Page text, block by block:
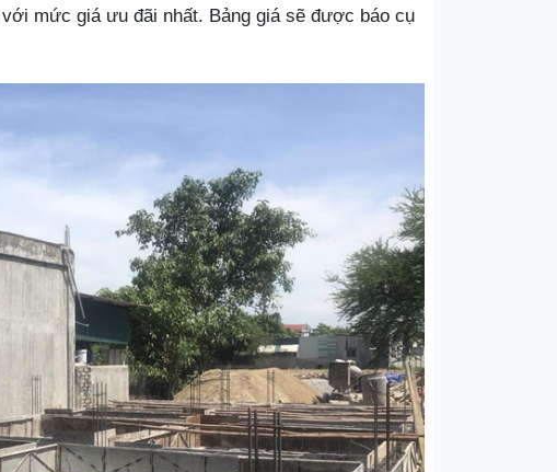
mức giá ưu đãi nhất. Bảng giá sẽ được báo cụ